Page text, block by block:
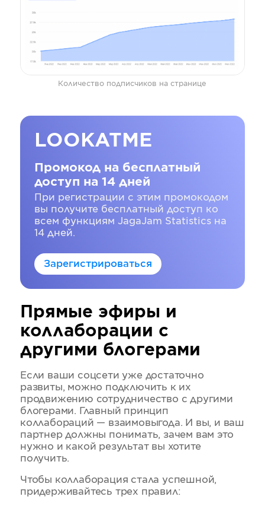
Количество подписчиков на странице
LOOKATME
Промокод на бесплатный
доступ на 14 дней
При регистрации с этим промокодом
вы получите бесплатный доступ ко
всем функциям JagaJam Statistics на
14 дней.
Зарегистрироваться
Прямые эфиры и
коллаборации с
другими блогерами
Если ваши соцсети уже достаточно
развиты, можно подключить к их
продвижению сотрудничество с другими
блогерами. Главный принцип
коллабораций — взаимовыгода. И вы, и ваш
партнер должны понимать, зачем вам это
нужно и какой результат вы хотите
получить.
Чтобы коллаборация стала успешной,
придерживайтесь трех правил: